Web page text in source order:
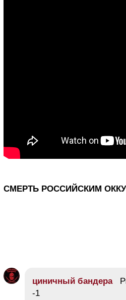
СМЕРТЬ РОССИЙСКИМ
циничный бандера
-1